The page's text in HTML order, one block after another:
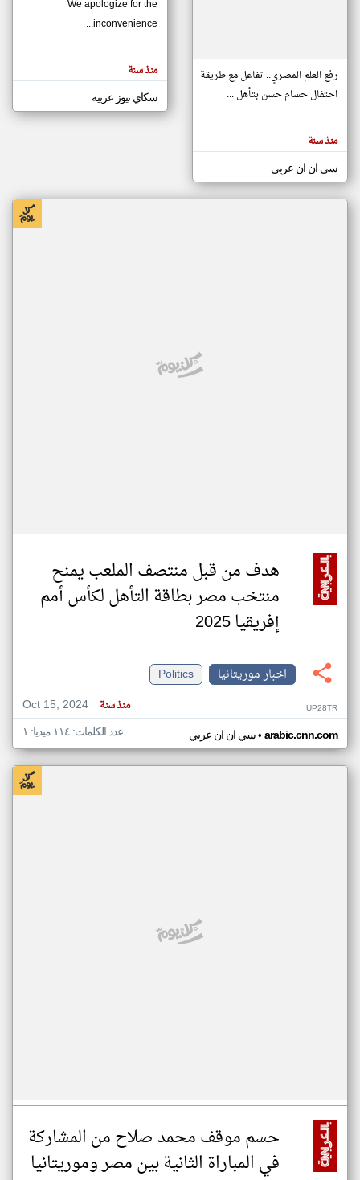
مصادر الأخبار من موريتانيا
اخبار موريتانيا على مدار الساعة
أهم اخبار موريتانيا العاجلة والمباشرة
المقالات
الموجوده
هنا عن
رفع العلم المصري.. تفاعل مع طريقة
احتفال حسام حسن بتأهل ...
منذ سنة
سي ان ان عربي
We apologize for the
inconvenience...
منذ سنة
سكاي نيوز عربية
هدف من قبل منتصف الملعب يمنح
منتخب مصر بطاقة التأهل لكأس أمم
إفريقيا 2025
اخبار موريتانيا
Politics
Oct 15, 2024
منذ سنة UP28TR
سي ان ان عربي• arabic.cnn.com عدد الكلمات: ١١٤ ميديا: ١
حسم موقف محمد صلاح من المشاركة
في المباراة الثانية بين مصر وموريتانيا
klyoum.com